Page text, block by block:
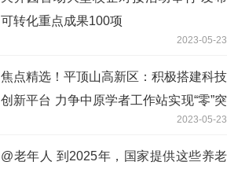
可转化重点成果100项
2023-05-23
焦点精选！平顶山高新区：积极搭建科技
创新平台 力争中原学者工作站实现“零”突
2023-05-23
@老年人 到2025年，国家提供这些养老